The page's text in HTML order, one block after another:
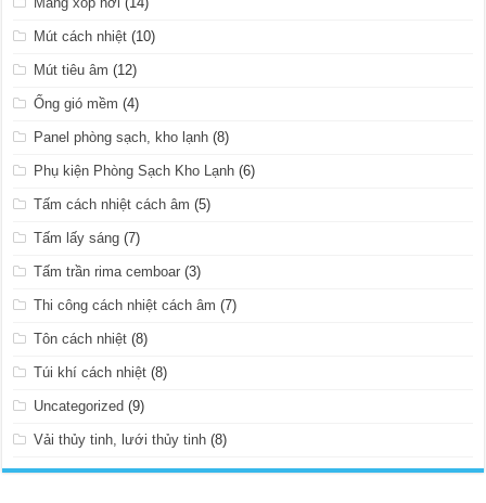
Mút cách nhiệt (10)
Mút tiêu âm (12)
Ống gió mềm (4)
Panel phòng sạch, kho lạnh (8)
Phụ kiện Phòng Sạch Kho Lạnh (6)
Tấm cách nhiệt cách âm (5)
Tấm lấy sáng (7)
Tấm trần rima cemboar (3)
Thi công cách nhiệt cách âm (7)
Tôn cách nhiệt (8)
Túi khí cách nhiệt (8)
Uncategorized (9)
Vải thủy tinh, lưới thủy tinh (8)